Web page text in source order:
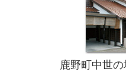
鹿野町中世